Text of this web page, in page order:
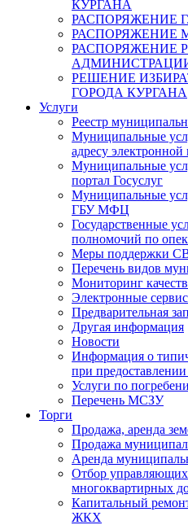
КУРГАНА
РАСПОРЯЖЕНИЕ
РАСПОРЯЖЕНИЕ
РАСПОРЯЖЕНИЕ
РЕШЕНИЕ
ГОРОДА КУРГАНА
Услуги
Реестр
Муниципальные
адресу
Муниципальные
портал Госуслуг
Муниципальные
ГБУ МФЦ
Государственные
полномочий по
Меры поддержки
Перечень видов
Мониторинг
Электронные
Предварительная
Другая информация
Новости
Информация о
при
Услуги по
Перечень МСЗУ
Торги
Продажа, аренда
Продажа
Аренда
Отбор
многоквартирных
Капитальный
ЖКХ